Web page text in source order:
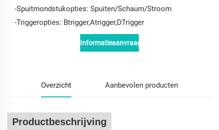
-Spuitmondstukopties: Spuiten/Schaum/Stroom
-Triggeropties: Btrigger,Atrigger,DTrigger
Informatieaanvraag
Overzicht Aanbevolen producten
Productbeschrijving